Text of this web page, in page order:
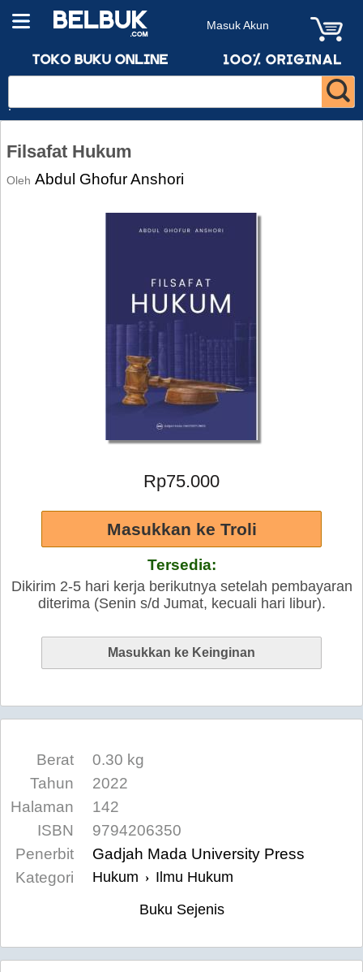
Masuk Akun
Filsafat Hukum
Oleh Abdul Ghofur Anshori
Rp75.000
Tersedia:
Dikirim 2-5 hari kerja berikutnya setelah pembayaran
diterima (Senin s/d Jumat, kecuali hari libur).
Berat
0.30 kg
Tahun
2022
Halaman
142
ISBN
9794206350
Penerbit
Gadjah Mada University Press
Kategori
Hukum › Ilmu Hukum
Buku Sejenis